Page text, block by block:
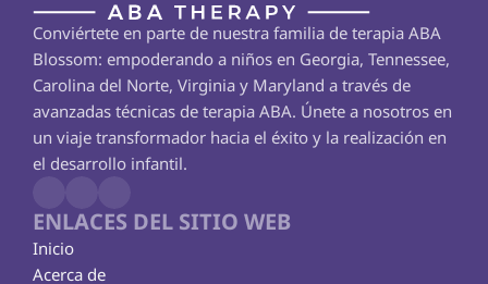
Conviértete en parte de nuestra familia de terapia ABA
Blossom: empoderando a niños en Georgia, Tennessee,
Carolina del Norte, Virginia y Maryland a través de
avanzadas técnicas de terapia ABA. Únete a nosotros en
un viaje transformador hacia el éxito y la realización en
el desarrollo infantil.
ENLACES DEL SITIO WEB
Inicio
Acerca de